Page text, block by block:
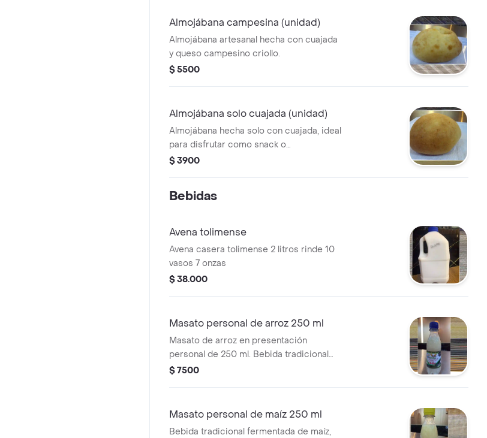
Almojábana campesina (unidad)
Almojábana artesanal hecha con cuajada
y queso campesino criollo.
$ 5500
Almojábana solo cuajada (unidad)
Almojábana hecha solo con cuajada, ideal
para disfrutar como snack o
acompañamiento.
$ 3900
Bebidas
Avena tolimense
Avena casera tolimense 2 litros rinde 10
vasos 7 onzas
$ 38.000
Masato personal de arroz 250 ml
Masato de arroz en presentación
personal de 250 ml. Bebida tradicional
fermentada.
$ 7500
Masato personal de maíz 250 ml
Bebida tradicional fermentada de maíz,